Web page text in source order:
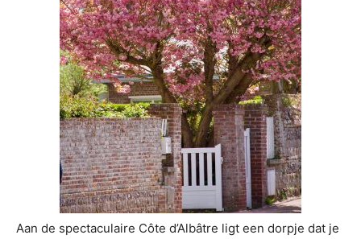
Aan de spectaculaire Côte d’Albâtre ligt een dorpje dat je